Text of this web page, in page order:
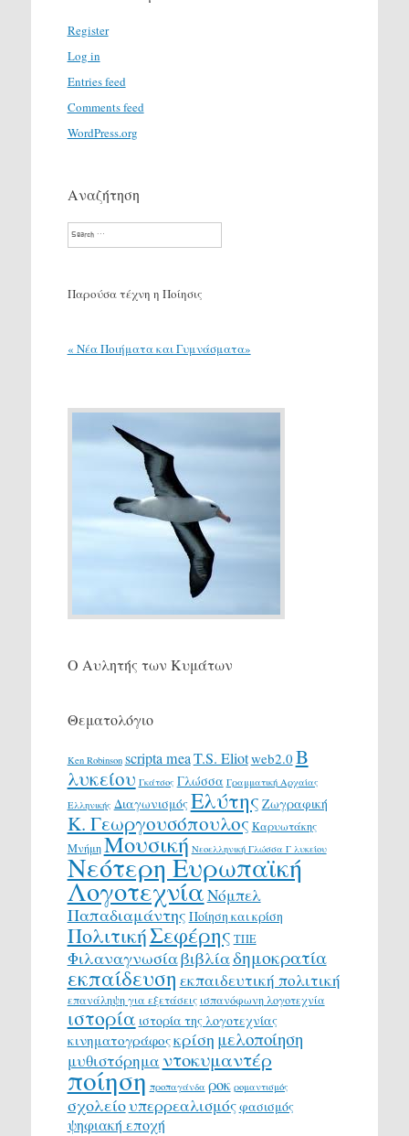
Register
Log in
Entries feed
Comments feed
WordPress.org
Αναζήτηση
Search
Παρούσα τέχνη η Ποίησις
« Νέα Ποιήματα και Γυμνάσματα»
Ο Αυλητής των Κυμάτων
Θεματολόγιο
Ken Robinson scripta meaT.S. Eliotweb2.0 Β
λυκείου Γκάτσος Γλώσσα Γραμματική Αρχαίας
Ελληνικής ΔιαγωνισμόςΕλύτης Ζωγραφική
Κ. Γεωργουσόπουλος Καρυωτάκης
ΜνήμηΜουσική Νεοελληνική Γλώσσα Γ λυκείου
Νεότερη Ευρωπαϊκή
ΛογοτεχνίαΝόμπελ
Παπαδιαμάντης Ποίηση και κρίση
ΠολιτικήΣεφέρης ΤΠΕ
Φιλαναγνωσίαβιβλίαδημοκρατία
εκπαίδευση εκπαιδευτική πολιτική
επανάληψη για εξετάσεις ισπανόφωνη λογοτεχνία
ιστορία ιστορία της λογοτεχνίας
κινηματογράφοςκρίση μελοποίηση
μυθιστόρημα ντοκυμαντέρ
ποίηση προπαγάνδα ροκ ρομαντισμός
σχολείουπερρεαλισμόςφασισμός
ψηφιακή εποχή